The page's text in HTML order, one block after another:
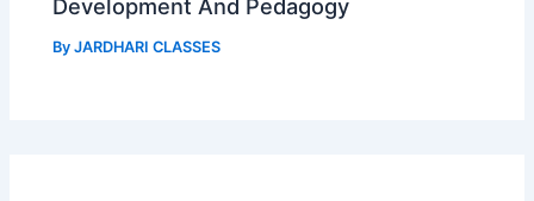
Development And Pedagogy
ByJARDHARI CLASSES